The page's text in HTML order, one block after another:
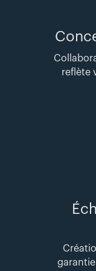
reflète